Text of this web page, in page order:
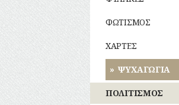
ΦΩΤΙΣΜΟΣ
ΧΑΡΤΕΣ
ΨΥΧΑΓΩΓΙΑ
ΠΟΛΙΤΙΣΜΟΣ